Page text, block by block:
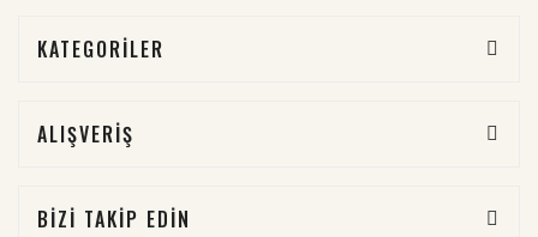
KATEGORİLER
ALIŞVERİŞ
BİZİ TAKİP EDİN